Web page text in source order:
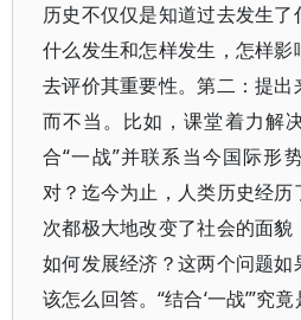
历史不仅仅是知道过去发生
什么发生和怎样发生，怎样
去评价其重要性。第二：提
而不当。比如，课堂着力解
合“一战”并联系当今国际形
对？迄今为止，人类历史经
次都极大地改变了社会的面
如何发展经济？这两个问题
该怎么回答。“结合‘一战’”究